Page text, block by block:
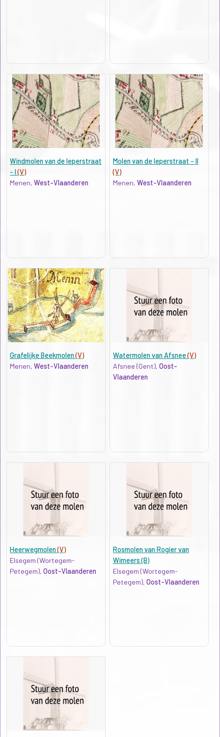
Windmolen van de Ieperstraat
- I(V)
Menen, West-Vlaanderen
Molen van de Ieperstraat - II
(V)
Menen,West-Vlaanderen
Grafelijke Beekmolen(V)
Menen, West-Vlaanderen
Watermolen van Afsnee(V)
Afsnee (Gent),Oost-
Vlaanderen
Heerwegmolen(V)
Elsegem (Wortegem-
Petegem), Oost-Vlaanderen
Rosmolen van Rogier van
Wimeers (B)
Elsegem (Wortegem-
Petegem),Oost-Vlaanderen